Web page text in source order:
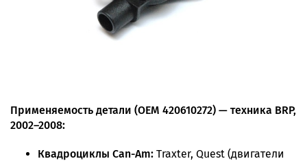
Применяемость детали (OEM 420610272) — техника BRP,
2002–2008:
Квадроциклы Can-Am: Traxter, Quest (двигатели